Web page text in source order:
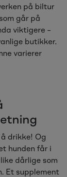
på biltur
går på
viktigere –
butikker.
varierer
drikke! Og
hunden får i
dårlige som
Et supplement